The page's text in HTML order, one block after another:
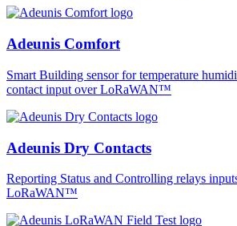
Adeunis Comfort
Smart Building sensor for temperature
contact input over LoRaWAN™
Adeunis Dry Contacts
Reporting Status and Controlling relays
LoRaWAN™